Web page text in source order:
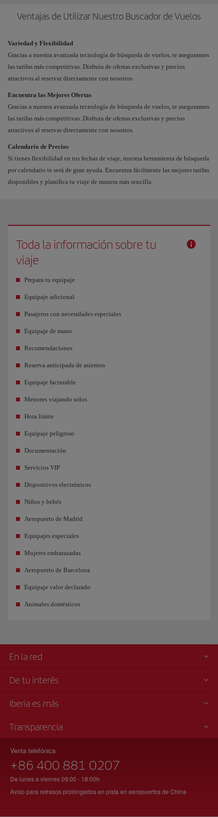
Ventajas de Utilizar Nuestro Buscador de Vuelos
Variedad y Flexibilidad
Gracias a nuestra avanzada tecnología de búsqueda de vuelos, te aseguramos
las tarifas más competitivas. Disfruta de ofertas exclusivas y precios
atractivos al reservar directamente con nosotros.
Encuentra las Mejores Ofertas
Gracias a nuestra avanzada tecnología de búsqueda de vuelos, te aseguramos
las tarifas más competitivas. Disfruta de ofertas exclusivas y precios
atractivos al reservar directamente con nosotros.
Calendario de Precios
Si tienes flexibilidad en tus fechas de viaje, nuestra herramienta de búsqueda
por calendario te será de gran ayuda. Encuentra fácilmente las mejores tarifas
disponibles y planifica tu viaje de manera más sencilla.
Toda la información sobre tu
viaje
Prepara tu equipaje
Equipaje adicional
Pasajeros con necesidades especiales
Equipaje de mano
Recomendaciones
Reserva anticipada de asientos
Equipaje facturable
Menores viajando solos
Hora límite
Equipaje peligroso
Documentación
Servicios VIP
Dispositivos electrónicos
Niños y bebés
Aeropuerto de Madrid
Equipajes especiales
Mujeres embarazadas
Aeropuerto de Barcelona
Equipaje valor declarado
Animales domésticos
En la red
De tu interés
Iberia es más
Transparencia
Venta telefónica
+86 400 881 0207
De lunes a viernes 09:00 - 18:00h
Aviso para retrasos prolongados en pista en aeropuertos de China